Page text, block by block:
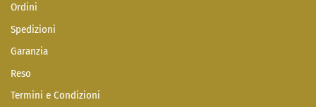
Ordini
Spedizioni
Garanzia
Reso
Termini e Condizioni